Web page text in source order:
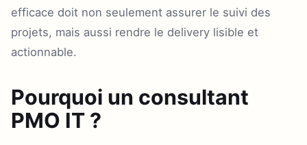
efficace doit non seulement assurer le suivi des
projets, mais aussi rendre le delivery lisible et
actionnable.
Pourquoi un consultant
PMO IT ?